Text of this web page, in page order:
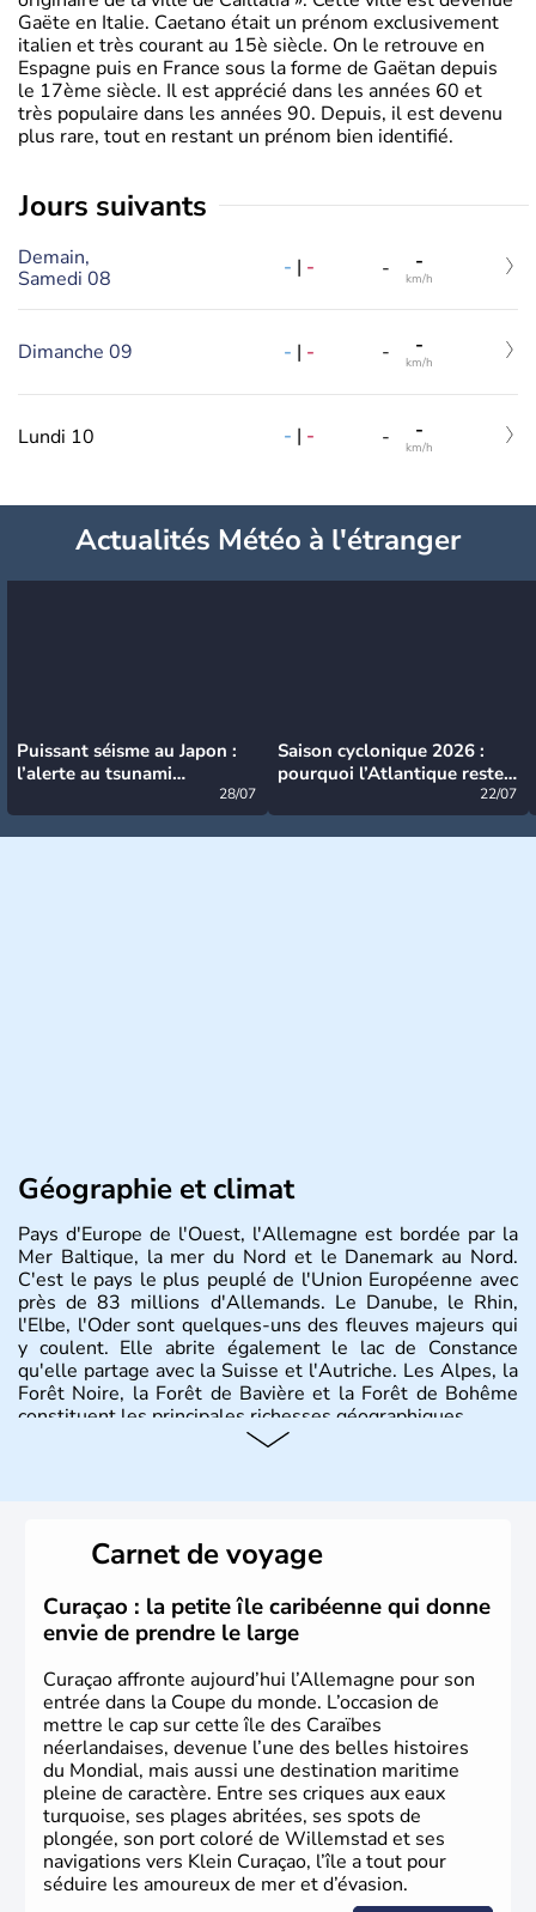
Gaëte en Italie. Caetano était un prénom exclusivement
italien et très courant au 15è siècle. On le retrouve en
Espagne puis en France sous la forme de Gaëtan depuis
le 17ème siècle. Il est apprécié dans les années 60 et
très populaire dans les années 90. Depuis, il est devenu
plus rare, tout en restant un prénom bien identifié.
jours suivants
Demain,
Samedi 08
- | - - -
km/h
Dimanche 09 - | - - -
km/h
Lundi 10 - | - - -
km/h
Actualités Météo à l'étranger
Puissant séisme au Japon :
l’alerte au tsunami
28/07
Saison cyclonique 2026 :
pourquoi l’Atlantique reste
22/07
Géographie et climat
Pays d'Europe de l'Ouest, l'Allemagne est bordée par la
Mer Baltique, la mer du Nord et le Danemark au Nord.
C'est le pays le plus peuplé de l'Union Européenne avec
près de 83 millions d'Allemands. Le Danube, le Rhin,
l'Elbe, l'Oder sont quelques-uns des fleuves majeurs qui
y coulent. Elle abrite également le lac de Constance
qu'elle partage avec la Suisse et l'Autriche. Les Alpes, la
Forêt Noire, la Forêt de Bavière et la Forêt de Bohême
constituent les principales richesses géographiques.
lesquelles bénéficient d'une grande autonomie. Le pays
peut se targuer de grands noms qu'il a vu naître dans tous
les domaines, des arts à la politique en passant par la
philosophie. Hertz, Gutenberg, Heidegger, Thomas Mann,
Herman Hesse ou bien Hegel en font partie.
Carnet de voyage
Curaçao : la petite île caribéenne qui donne
envie de prendre le large
Curaçao affronte aujourd’hui l’Allemagne pour son
entrée dans la Coupe du monde. L’occasion de
mettre le cap sur cette île des Caraïbes
néerlandaises, devenue l’une des belles histoires
du Mondial, mais aussi une destination maritime
pleine de caractère. Entre ses criques aux eaux
turquoise, ses plages abritées, ses spots de
plongée, son port coloré de Willemstad et ses
navigations vers Klein Curaçao, l’île a tout pour
séduire les amoureux de mer et d’évasion.